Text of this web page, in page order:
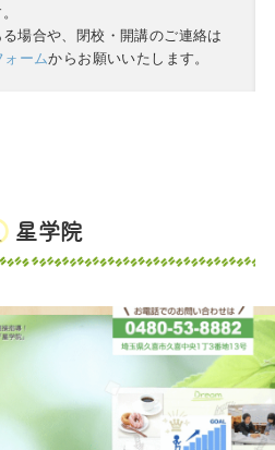
場合や、閉校・開講のご連絡は
ォームからお願いいたします。
星学院